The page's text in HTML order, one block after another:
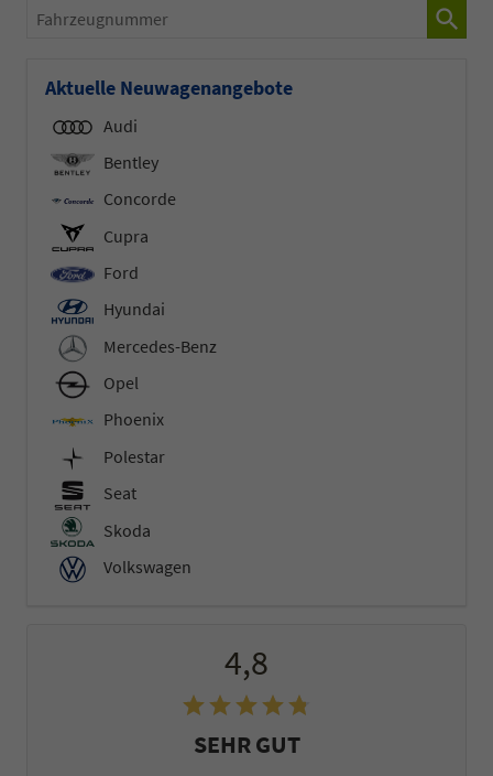
Fahrzeugnummer
Aktuelle Neuwagenangebote
Audi
Bentley
Concorde
Cupra
Ford
Hyundai
Mercedes-Benz
Opel
Phoenix
Polestar
Seat
Skoda
Volkswagen
4,8
SEHR GUT